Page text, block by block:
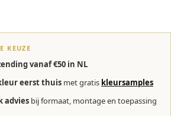
KEUZE
vanaf €50 in NL
eerst thuis met gratis kleursamples
advies bij formaat, montage en toepassing